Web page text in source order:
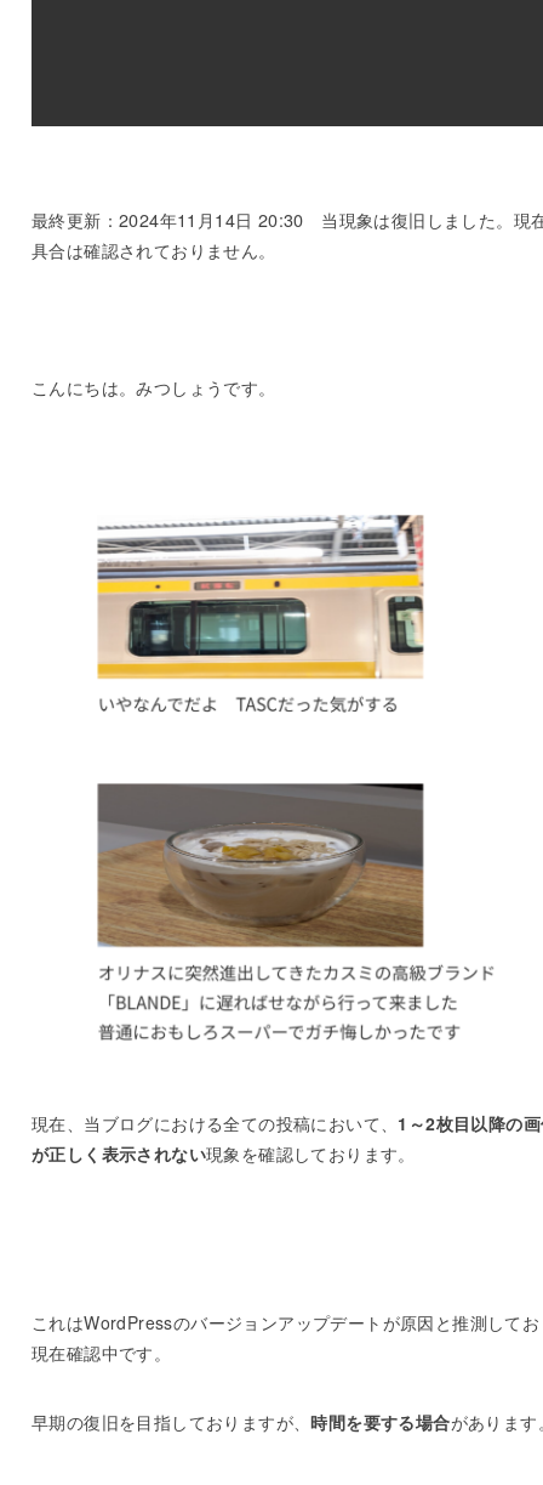
最終更新：2024年11月14日 20:30 当現象は復旧しました。現
具合は確認されておりません。
こんにちは。みつしょうです。
現在、当ブログにおける全ての投稿において、 1～2枚目以降の
が正しく表示されない現象を確認しております。
これはWordPressのバージョンアップデートが原因と推測して
現在確認中です。
早期の復旧を目指しておりますが、時間を要する場合があります